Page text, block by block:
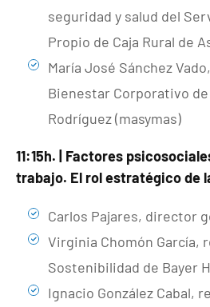
seguridad y salud del
Propio de Caja Rural de
María José Sánchez
Bienestar Corporativo
Rodríguez (masymas)
11:15h. | Factores
trabajo. El rol estratégico de
Carlos Pajares, director
Virginia Chomón García,
Sostenibilidad de Bayer
Ignacio González Cabal,